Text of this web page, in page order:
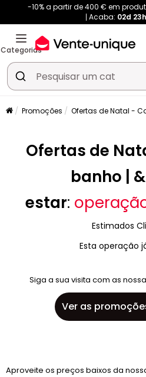
-10% a partir de 400 € em
Acaba: 02d 23h
Categorias
Promoções Ofertas de Natal -
Ofertas de
banho |
estar:
Estimados
Esta operação
Siga a sua visita com as
Ver as
Aproveite os preços baixos da